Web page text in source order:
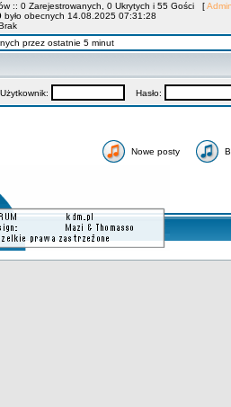
:: 0 Zarejestrowanych, 0 Ukrytych i 55 Gości [
było obecnych 14.08.2025 07:31:28
przez ostatnie 5 minut
Użytkownik: Hasło:
Nowe posty